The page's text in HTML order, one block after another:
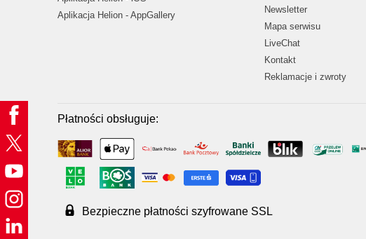
Aplikacja Helion - AppGallery
Newsletter
Mapa serwisu
LiveChat
Kontakt
Reklamacje i zwroty
Płatności obsługuje:
Bezpieczne płatności szyfrowane SSL